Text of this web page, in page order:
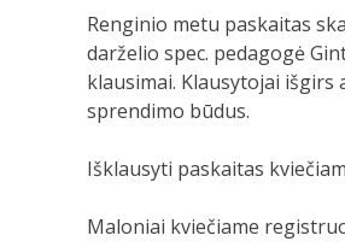
Renginio metu paskaitas
darželio spec. pedagogė
klausimai. Klausytojai
sprendimo būdus.
Išklausyti paskaitas
Maloniai kviečiame